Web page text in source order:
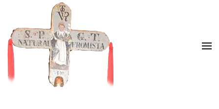
Skip to main content